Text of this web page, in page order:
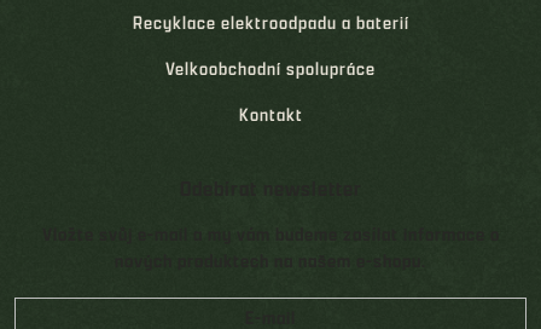
Recyklace elektroodpadu a baterií
Velkoobchodní spolupráce
Kontakt